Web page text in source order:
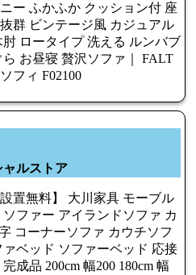
ー ふかふか クッション付 座
群 ビンテージ風 カジュアル
肘 ロータイプ 洗える ルンバブ
ら お昼寝 贅沢ソファ｜ FALT
フィ F02100
ルストア
設置無料】 大川家具 モーブル
ソファー アイランドソファ カ
コーナーソファ カウチソフ
ァベッド ソファーベッド 応接
成品 200cm 幅200 180cm 幅